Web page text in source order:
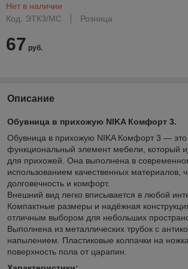
Нет в наличии
Код: ЭТК3/МС
Розница
67 руб.
Описание
Обувница в прихожую NIKA Комфорт 3.
Обувница в прихожую NIKA Комфорт 3 — это
функциональный элемент мебели, который
для прихожей. Она выполнена в
использованием качественных материалов,
долговечность и комфорт.
Внешний вид легко вписывается в любой
Компактные размеры и надёжная
отличным выбором для небольших
Выполнена из металлических трубок с
напылением. Пластиковые колпачки на
поверхность пола от царапин.